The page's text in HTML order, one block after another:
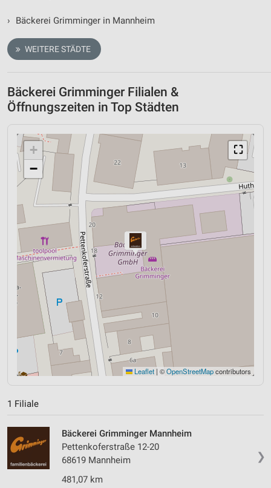
› Bäckerei Grimminger in Mannheim
WEITERE STÄDTE
Bäckerei Grimminger Filialen &
Öffnungszeiten in Top Städten
⛶
+
−
Leaflet | ©OpenStreetMapcontributors
1 Filiale
❯
Bäckerei Grimminger Mannheim
Pettenkoferstraße 12-20
68619 Mannheim
481,07 km